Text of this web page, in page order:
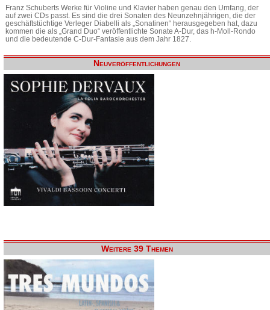
Franz Schuberts Werke für Violine und Klavier haben genau den Umfang, der
auf zwei CDs passt. Es sind die drei Sonaten des Neunzehnjährigen, die der
geschäftstüchtige Verleger Diabelli als „Sonatinen“ herausgegeben hat, dazu
kommen die als „Grand Duo“ veröffentlichte Sonate A-Dur, das h-Moll-Rondo
und die bedeutende C-Dur-Fantasie aus dem Jahr 1827.
Neuveröffentlichungen
Weitere 39 Themen